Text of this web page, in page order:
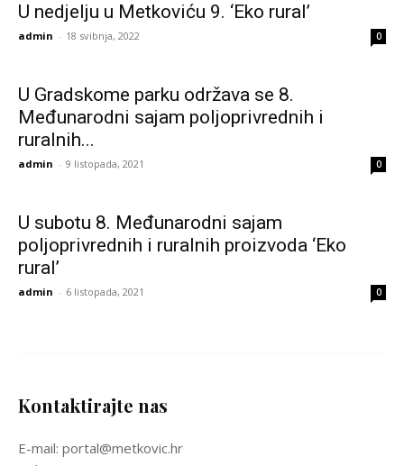
U nedjelju u Metkoviću 9. ‘Eko rural’
admin - 18 svibnja, 2022 0
U Gradskome parku održava se 8.
Međunarodni sajam poljoprivrednih i
ruralnih...
admin - 9 listopada, 2021 0
U subotu 8. Međunarodni sajam
poljoprivrednih i ruralnih proizvoda ‘Eko
rural’
admin - 6 listopada, 2021 0
Kontaktirajte nas
E-mail: portal@metkovic.hr